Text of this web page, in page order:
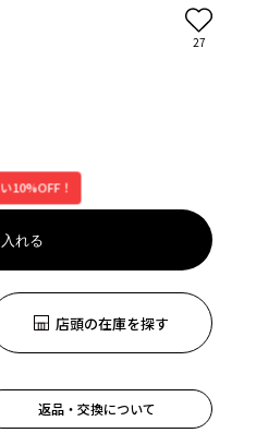
27
10%OFF！
れる
店頭の在庫を探す
返品・交換について